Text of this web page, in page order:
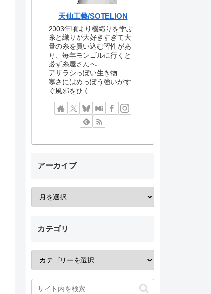
天仙工藝/SOTELION
2003年頃より機織りを学ぶ
糸と織りが大好きすぎて大
量の糸を買い込む習性があ
り、毎年モンゴルに行くと
必ず糸屋さんへ
アザラシっぽい生き物
寒さにはめっぽう強いがす
ぐ風邪をひく
アーカイブ
カテゴリ